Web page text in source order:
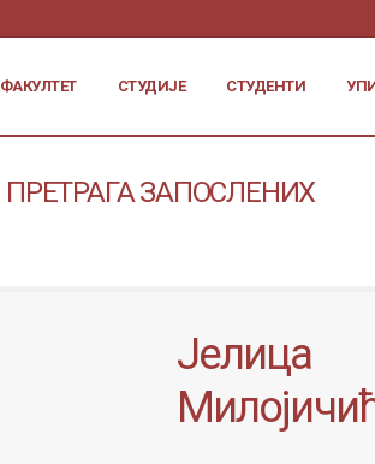
ФАКУЛТЕТ СТУДИЈЕ СТУДЕНТИ
ПРЕТРАГА ЗАПОСЛЕНИХ
Јелица